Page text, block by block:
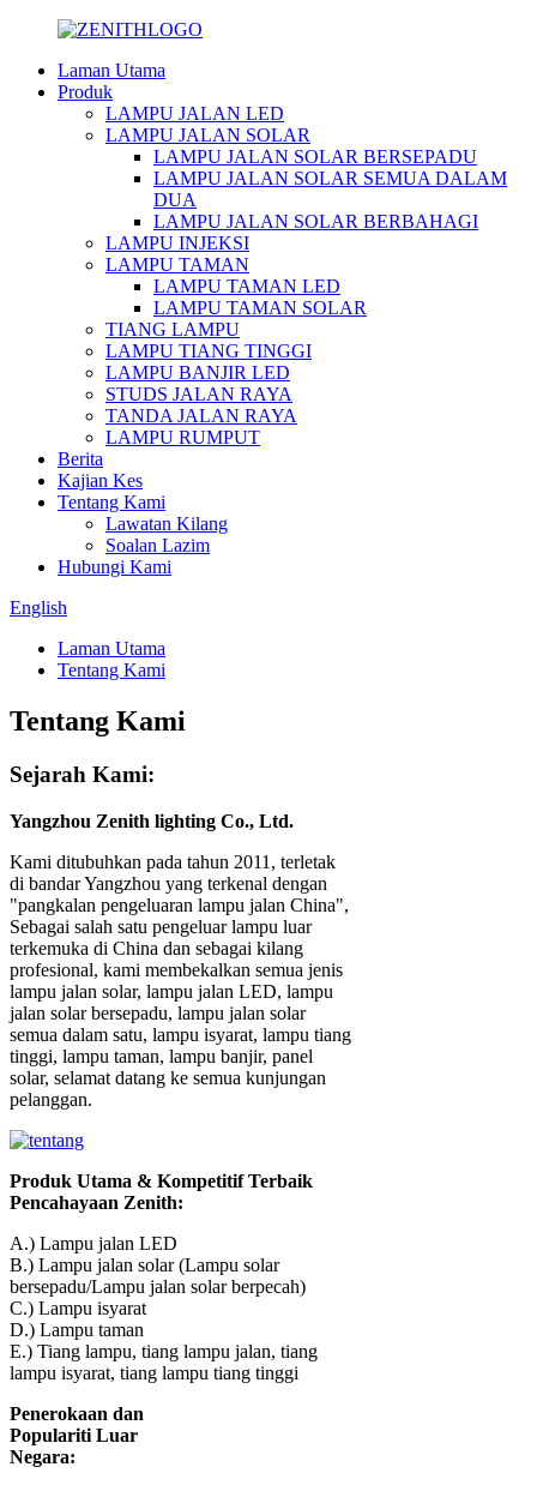
Laman Utama
Produk
LAMPU JALAN LED
LAMPU JALAN SOLAR
LAMPU JALAN SOLAR BERSEPADU
LAMPU JALAN SOLAR SEMUA DALAM
DUA
LAMPU JALAN SOLAR BERBAHAGI
LAMPU INJEKSI
LAMPU TAMAN
LAMPU TAMAN LED
LAMPU TAMAN SOLAR
TIANG LAMPU
LAMPU TIANG TINGGI
LAMPU BANJIR LED
STUDS JALAN RAYA
TANDA JALAN RAYA
LAMPU RUMPUT
Berita
Kajian Kes
Tentang Kami
Lawatan Kilang
Soalan Lazim
Hubungi Kami
English
Laman Utama
Tentang Kami
Tentang Kami
Sejarah Kami:
Yangzhou Zenith lighting Co., Ltd.
Kami ditubuhkan pada tahun 2011, terletak
di bandar Yangzhou yang terkenal dengan
"pangkalan pengeluaran lampu jalan China",
Sebagai salah satu pengeluar lampu luar
terkemuka di China dan sebagai kilang
profesional, kami membekalkan semua jenis
lampu jalan solar, lampu jalan LED, lampu
jalan solar bersepadu, lampu jalan solar
semua dalam satu, lampu isyarat, lampu tiang
tinggi, lampu taman, lampu banjir, panel
solar, selamat datang ke semua kunjungan
pelanggan.
Produk Utama & Kompetitif Terbaik
Pencahayaan Zenith:
A.) Lampu jalan LED
B.) Lampu jalan solar (Lampu solar
bersepadu/Lampu jalan solar berpecah)
C.) Lampu isyarat
D.) Lampu taman
E.) Tiang lampu, tiang lampu jalan, tiang
lampu isyarat, tiang lampu tiang tinggi
Penerokaan dan
Populariti Luar
Negara: